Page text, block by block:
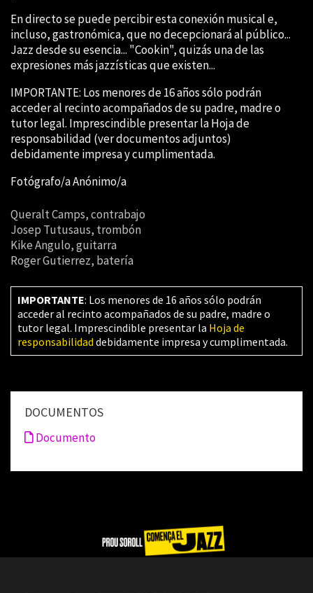
En directo se puede percibir esta conexión musical e,
incluso, gastronómica, que no decepcionará al público...
Jazz desde su esencia... "Cookin", quizás una de las
expresiones más jazzísticas que existen...
IMPORTANTE: Los menores de 16 años sólo podrán
acceder al recinto acompañados de su padre, madre o
tutor legal. Imprescindible presentar la Hoja de
responsabilidad (ver documentos adjuntos)
debidamente impresa y cumplimentada.
Fotógrafo/a Anónimo/a
Queralt Camps, contrabajo
Josep Tutusaus, trombón
Kike Angulo, guitarra
Roger Gutierrez, batería
IMPORTANTE: Los menores de 16 años sólo podrán
acceder al recinto acompañados de su padre, madre o
tutor legal. Imprescindible presentar la Hoja de
responsabilidad debidamente impresa y cumplimentada.
DOCUMENTOS
Documento